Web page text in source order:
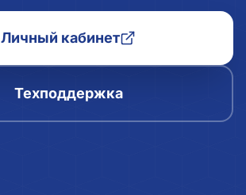
Личный кабинет
Техподдержка